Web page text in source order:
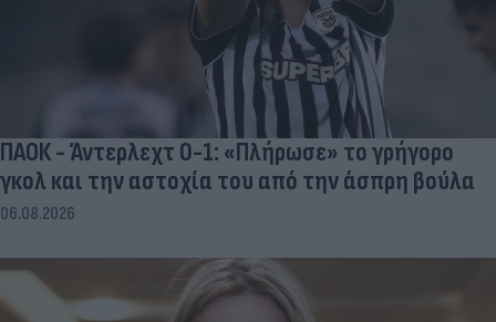
ΠΑΟΚ - Άντερλεχτ 0-1: «Πλήρωσε» το γρήγορο
γκολ και την αστοχία του από την άσπρη βούλα
06.08.2026